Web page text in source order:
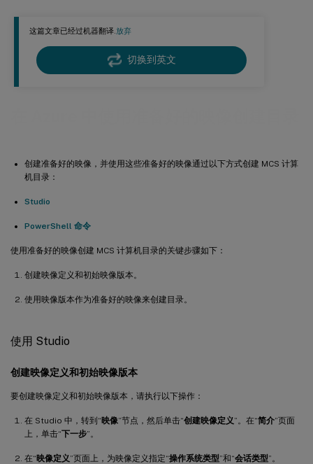
这篇文章已经过机器翻译.放弃
切换到英文
创建准备好的映像，并使用这些准备好的映像通过以下方式创建 MCS 计算
机目录：
Studio
PowerShell 命令
使用准备好的映像创建 MCS 计算机目录的关键步骤如下：
创建映像定义和初始映像版本。
使用映像版本作为准备好的映像来创建目录。
使用 Studio
创建映像定义和初始映像版本
要创建映像定义和初始映像版本，请执行以下操作：
在 Studio 中，转到“映像”节点，然后单击“创建映像定义”。在“简介”页面
上，单击“下一步”。
在“映像定义”页面上，为映像定义指定“操作系统类型”和“会话类型”。